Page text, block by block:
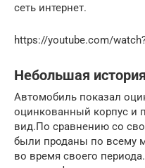
сеть интернет.
https://youtube.com/
Небольшая история
Автомобиль показал
оцинкованный корпус и
вид.По сравнению со
были проданы по всему
во время своего